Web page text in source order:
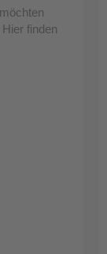
finden